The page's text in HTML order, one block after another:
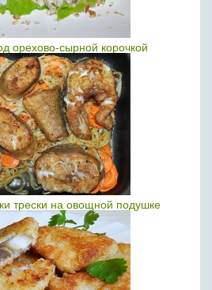
орехово-сырной корочкой
трески на овощной подушке